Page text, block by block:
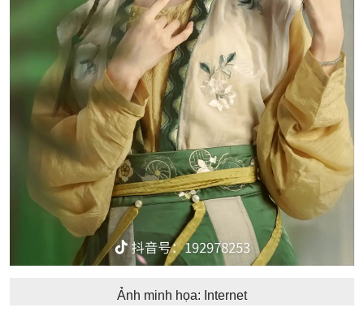
Ảnh minh họa: Internet